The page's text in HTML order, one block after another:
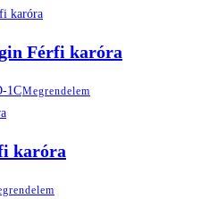
Férfi karóra
1CMegrendelem
karóra